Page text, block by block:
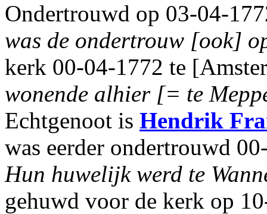
Ondertrouwd op 03-04-
was de ondertrouw [ook]
kerk 00-04-1772 te
wonende alhier [= te
Echtgenoot is Hendrik
was eerder ondertrouwd
Hun huwelijk werd te
gehuwd voor de kerk op